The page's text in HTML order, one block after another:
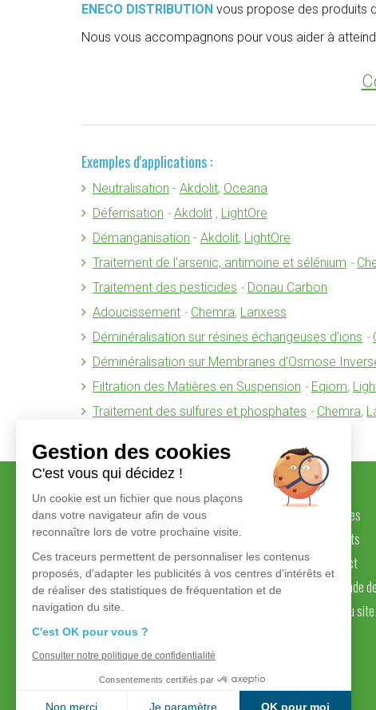
ENECO DISTRIBUTION vous propose des produits
Nous vous accompagnons pour vous aider à
Exemples d'applications :
Neutralisation - Akdolit, Oceana
Déferrisation -Akdolit , LightOre
Démanganisation - Akdolit, LightOre
Traitement de l'arsenic, antimoine et sélénium -
Traitement des pesticides - Donau Carbon
Adoucissement - Chemra, Lanxess
Déminéralisation sur résines échangeuses d'ions -
Déminéralisation sur Membranes d'Osmose
Filtration des Matières en Suspension - Eqiom,
Traitement des sulfures et phosphates - Chemra,
Savoir-faire et valeurs
Engagements
Actualités
Références
Industries
Marques
Produits
Contact
Demande
Plan du site
Gestion des cookies
C'est vous qui décidez !
Un cookie est un fichier que nous plaçons
dans votre navigateur afin de vous
reconnaître lors de votre prochaine visite.
Ces traceurs permettent de personnaliser les contenus
proposés, d'adapter les publicités à vos centres d'intérêts et
de réaliser des statistiques de fréquentation et de
navigation du site.
C'est OK pour vous ?
Consulter notre politique de confidentialité
Consentements certifiés par
Non merci Je paramètre OK pour moi